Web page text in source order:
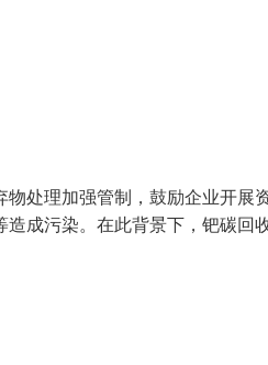
处理加强管制，鼓励企业开展
成污染。在此背景下，钯碳回